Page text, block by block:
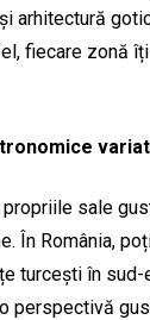
arhitectură
fiecare zonă
sale
În România,
turcești în
perspectivă